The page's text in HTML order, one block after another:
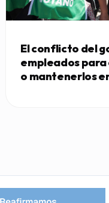
El conflicto del
empleados
o mantenerlos